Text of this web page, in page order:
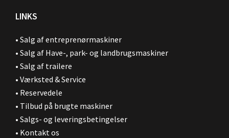
LINKS
• Salg af entreprenørmaskiner
• Salg af Have-, park- og landbrugsmaskiner
• Salg af trailere
• Værksted & Service
• Reservedele
• Tilbud på brugte maskiner
• Salgs- og leveringsbetingelser
• Kontakt os